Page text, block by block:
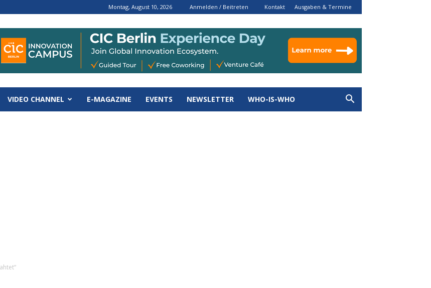
Montag, August 10, 2026 Anmelden / Beitreten Kontakt Ausgaben & Termine
VIDEO CHANNEL E-MAGAZINE EVENTS NEWSLETTER WHO-IS-WHO